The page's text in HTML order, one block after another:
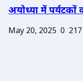
अयोध्या में पर्यटकों
May 20, 2025 0 217